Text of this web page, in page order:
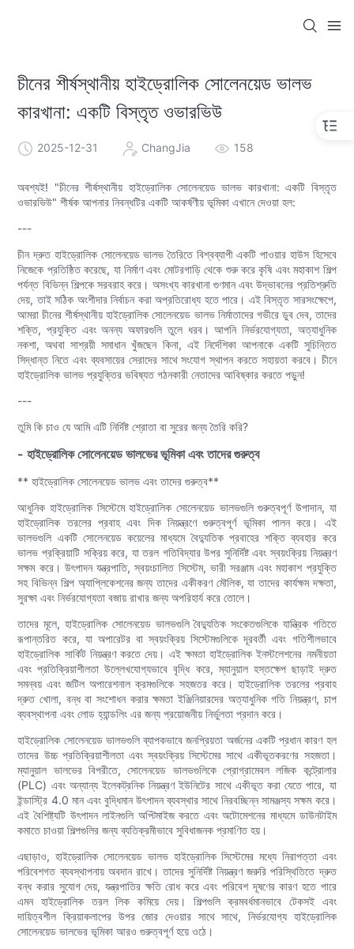
চীনের শীর্ষস্থানীয় হাইড্রোলিক সোলেনয়েড ভালভ
কারখানা: একটি বিস্তৃত ওভারভিউ
2025-12-31 ChangJia 158
অবশ্যই! "চীনের শীর্ষস্থানীয় হাইড্রোলিক সোলেনয়েড ভালভ কারখানা: একটি বিস্তৃত
ওভারভিউ" শীর্ষক আপনার নিবন্ধটির একটি আকর্ষণীয় ভূমিকা এখানে দেওয়া হল:
---
চীন দ্রুত হাইড্রোলিক সোলেনয়েড ভালভ তৈরিতে বিশ্বব্যাপী একটি পাওয়ার হাউস হিসেবে
নিজেকে প্রতিষ্ঠিত করেছে, যা নির্মাণ এবং মোটরগাড়ি থেকে শুরু করে কৃষি এবং মহাকাশ শিল্প
পর্যন্ত বিভিন্ন শিল্পকে সরবরাহ করে। অসংখ্য কারখানা গুণমান এবং উদ্ভাবনের প্রতিশ্রুতি
দেয়, তাই সঠিক অংশীদার নির্বাচন করা অপ্রতিরোধ্য হতে পারে। এই বিস্তৃত সারসংক্ষেপে,
আমরা চীনের শীর্ষস্থানীয় হাইড্রোলিক সোলেনয়েড ভালভ নির্মাতাদের গভীরে ডুব দেব, তাদের
শক্তি, প্রযুক্তি এবং অনন্য অফারগুলি তুলে ধরব। আপনি নির্ভরযোগ্যতা, অত্যাধুনিক
নকশা, অথবা সাশ্রয়ী সমাধান খুঁজছেন কিনা, এই নির্দেশিকা আপনাকে একটি সুচিন্তিত
সিদ্ধান্ত নিতে এবং ব্যবসায়ের সেরাদের সাথে সংযোগ স্থাপন করতে সহায়তা করবে। চীনে
হাইড্রোলিক ভালভ প্রযুক্তির ভবিষ্যত গঠনকারী নেতাদের আবিষ্কার করতে পড়ুন!
---
তুমি কি চাও যে আমি এটি নির্দিষ্ট শ্রোতা বা সুরের জন্য তৈরি করি?
- হাইড্রোলিক সোলেনয়েড ভালভের ভূমিকা এবং তাদের গুরুত্ব
** হাইড্রোলিক সোলেনয়েড ভালভ এবং তাদের গুরুত্ব**
আধুনিক হাইড্রোলিক সিস্টেমে হাইড্রোলিক সোলেনয়েড ভালভগুলি গুরুত্বপূর্ণ উপাদান, যা
হাইড্রোলিক তরলের প্রবাহ এবং দিক নিয়ন্ত্রণে গুরুত্বপূর্ণ ভূমিকা পালন করে। এই
ভালভগুলি একটি সোলেনয়েড কয়েলের মাধ্যমে বৈদ্যুতিক প্রবাহের শক্তি ব্যবহার করে
ভালভ প্রক্রিয়াটি সক্রিয় করে, যা তরল গতিবিদ্যার উপর সুনির্দিষ্ট এবং স্বয়ংক্রিয় নিয়ন্ত্রণ
সক্ষম করে। উৎপাদন যন্ত্রপাতি, স্বয়ংচালিত সিস্টেম, ভারী সরঞ্জাম এবং মহাকাশ প্রযুক্তি
সহ বিভিন্ন শিল্প অ্যাপ্লিকেশনের জন্য তাদের একীকরণ মৌলিক, যা তাদের কার্যক্ষম দক্ষতা,
সুরক্ষা এবং নির্ভরযোগ্যতা বজায় রাখার জন্য অপরিহার্য করে তোলে।
তাদের মূলে, হাইড্রোলিক সোলেনয়েড ভালভগুলি বৈদ্যুতিক সংকেতগুলিকে যান্ত্রিক গতিতে
রূপান্তরিত করে, যা অপারেটর বা স্বয়ংক্রিয় সিস্টেমগুলিকে দূরবর্তী এবং গতিশীলভাবে
হাইড্রোলিক সার্কিট নিয়ন্ত্রণ করতে দেয়। এই ক্ষমতা হাইড্রোলিক ইনস্টলেশনের নমনীয়তা
এবং প্রতিক্রিয়াশীলতা উল্লেখযোগ্যভাবে বৃদ্ধি করে, ম্যানুয়াল হস্তক্ষেপ ছাড়াই দ্রুত
সমন্বয় এবং জটিল অপারেশনাল ক্রমগুলিকে সহজতর করে। হাইড্রোলিক তরলের প্রবাহ
দ্রুত খোলা, বন্ধ বা সংশোধন করার ক্ষমতা ইঞ্জিনিয়ারদের অত্যাধুনিক গতি নিয়ন্ত্রণ, চাপ
ব্যবস্থাপনা এবং লোড হ্যান্ডলিং এর জন্য প্রয়োজনীয় নির্ভুলতা প্রদান করে।
হাইড্রোলিক সোলেনয়েড ভালভগুলি ব্যাপকভাবে জনপ্রিয়তা অর্জনের একটি প্রধান কারণ হল
তাদের উচ্চ প্রতিক্রিয়াশীলতা এবং স্বয়ংক্রিয় সিস্টেমের সাথে একীভূতকরণের সহজতা।
ম্যানুয়াল ভালভের বিপরীতে, সোলেনয়েড ভালভগুলিকে প্রোগ্রামেবল লজিক কন্ট্রোলার
(PLC) এবং অন্যান্য ইলেকট্রনিক নিয়ন্ত্রণ ইউনিটের সাথে একীভূত করা যেতে পারে, যা
ইন্ডাস্ট্রি 4.0 মান এবং বুদ্ধিমান উৎপাদন ব্যবস্থার সাথে নিরবচ্ছিন্ন সামঞ্জস্য সক্ষম করে।
এই বৈশিষ্ট্যটি উৎপাদন লাইনগুলি অপ্টিমাইজ করতে এবং অটোমেশনের মাধ্যমে ডাউনটাইম
কমাতে চাওয়া শিল্পগুলির জন্য ব্যতিক্রমীভাবে সুবিধাজনক প্রমাণিত হয়।
এছাড়াও, হাইড্রোলিক সোলেনয়েড ভালভ হাইড্রোলিক সিস্টেমের মধ্যে নিরাপত্তা এবং
পরিবেশগত ব্যবস্থাপনায় অবদান রাখে। তাদের সুনির্দিষ্ট নিয়ন্ত্রণ জরুরি পরিস্থিতিতে দ্রুত
বন্ধ করার সুযোগ দেয়, যন্ত্রপাতির ক্ষতি রোধ করে এবং পরিবেশ দূষণের কারণ হতে পারে
এমন হাইড্রোলিক তরল লিক কমিয়ে দেয়। শিল্পগুলি ক্রমবর্ধমানভাবে টেকসই এবং
দায়িত্বশীল ক্রিয়াকলাপের উপর জোর দেওয়ার সাথে সাথে, নির্ভরযোগ্য হাইড্রোলিক
সোলেনয়েড ভালভের ভূমিকা আরও গুরুত্বপূর্ণ হয়ে ওঠে।